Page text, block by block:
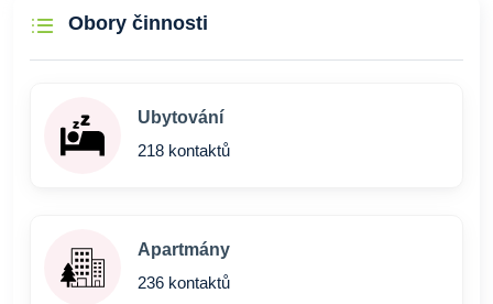
Obory činnosti
Ubytování
218 kontaktů
Apartmány
236 kontaktů